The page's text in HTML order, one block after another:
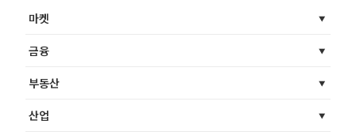
마켓
금융
부동산
산업